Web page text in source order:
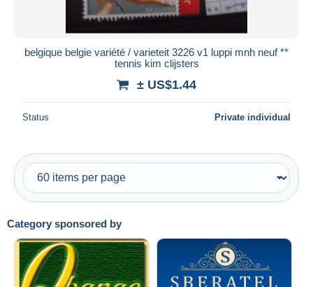
Category sponsored by
belgique belgie variété / varieteit 3226 v1 luppi mnh neuf **
tennis kim clijsters
± US$1.44
Status Private individual